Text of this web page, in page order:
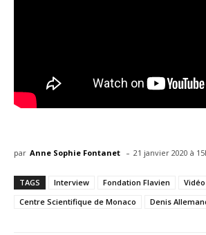
par Anne Sophie Fontanet - 21 janvier 2020 à
TAGS Interview Fondation Flavien
Vidéo
Centre Scientifique de Monaco
Denis